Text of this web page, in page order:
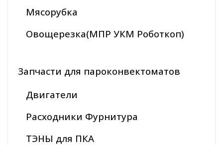
Мясорубка
Овощерезка(МПР УКМ Роботкоп)
Запчасти для пароконвектоматов
Двигатели
Расходники Фурнитура
ТЭНЫ для ПКА